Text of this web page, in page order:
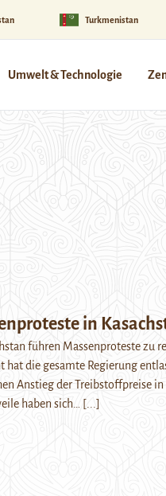
Turkmenistan
Umwelt & Technologie
in
führen Massenproteste zu
hat die gesamte Regierung
Anstieg der Treibstoffpreise in
haben sich…
[...]